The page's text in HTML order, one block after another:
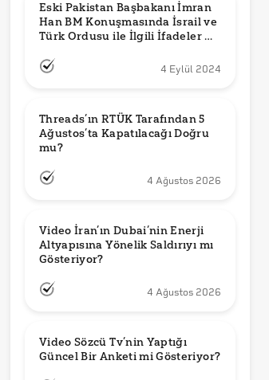
Eski Pakistan Başbakanı İmran
Han BM Konuşmasında İsrail ve
Türk Ordusu ile İlgili İfadeler mi
4 Eylül 2024
Threads’ın RTÜK Tarafından 5
Ağustos’ta Kapatılacağı Doğru
mu?
4 Ağustos 2026
Video İran’ın Dubai’nin Enerji
Altyapısına Yönelik Saldırıyı mı
Gösteriyor?
4 Ağustos 2026
Video Sözcü Tv’nin Yaptığı
Güncel Bir Anketi mi Gösteriyor?